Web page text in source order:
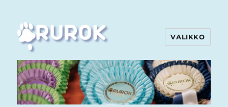
Rurok
VALIKKO